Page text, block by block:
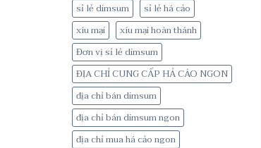
sỉ lẻ dimsum
sỉ lẻ há cảo
xíu mại
xíu mại hoàn thánh
Đơn vị sỉ lẻ dimsum
ĐỊA CHỈ CUNG CẤP HẢ CÁO NGON
địa chỉ bán dimsum
địa chỉ bán dimsum ngon
địa chỉ mua há cảo ngon